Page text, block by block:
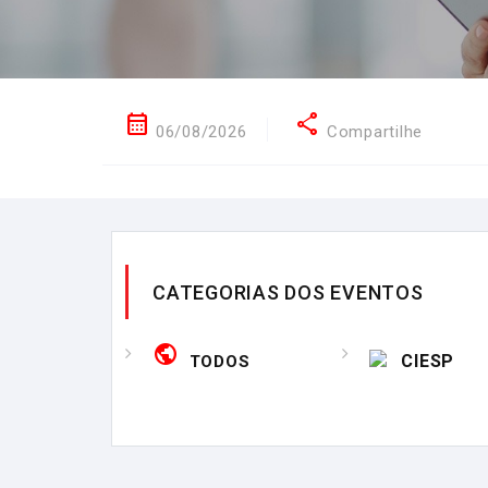
calendar_month 06/08/2026 share Compartilhe
CATEGORIAS DOS EVENTOS
public TODOS CIESP